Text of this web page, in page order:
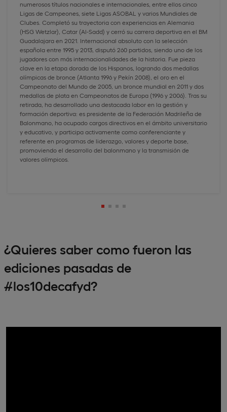
numerosos títulos nacionales e internacionales, entre ellos cinco
Ligas de Campeones, siete Ligas ASOBAL y varios Mundiales de
Clubes. Completó su trayectoria con experiencias en Alemania
(HSG Wetzlar), Catar (Al-Sadd) y cerró su carrera deportiva en el BM
Guadalajara en 2021. Internacional absoluto con la selección
española entre 1995 y 2013, disputó 260 partidos, siendo uno de los
jugadores con más internacionalidades de la historia. Fue pieza
clave en la etapa dorada de los Hispanos, logrando dos medallas
olímpicas de bronce (Atlanta 1996 y Pekín 2008), el oro en el
Campeonato del Mundo de 2005, un bronce mundial en 2011 y dos
medallas de plata en Campeonatos de Europa (1996 y 2006). Tras su
retirada, ha desarrollado una destacada labor en la gestión y
formación deportiva: es presidente de la Federación Madrileña de
Balonmano, ha ocupado cargos directivos en el ámbito universitario
y educativo, y participa activamente como conferenciante y
referente en programas de liderazgo, valores y deporte base,
promoviendo el desarrollo del balonmano y la transmisión de
valores olímpicos.
¿Quieres saber como fueron las
ediciones pasadas de
#los10decafyd?